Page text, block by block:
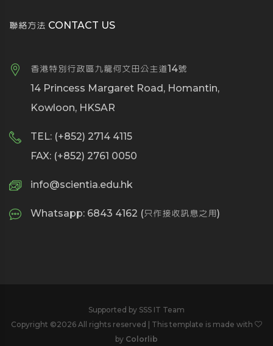
聯絡方法 CONTACT US
香港特別行政區九龍何文田公主道14號
14 Princess Margaret Road, Homantin,
Kowloon, HKSAR
TEL: (+852) 2714 4115
FAX: (+852) 2761 0050
info@scientia.edu.hk
Whatsapp: 6843 4162 (只作接收訊息之用)
Supported by SSS IT Team
Copyright ©2026 All rights reserved | This template is made with
by Colorlib